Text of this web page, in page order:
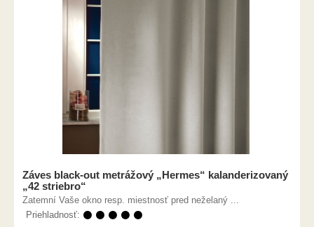
Záves black-out metrážový „Hermes“ kalanderizovaný
„42 striebro“
Zatemní Vaše okno resp. miestnosť pred neželaný ...
Priehladnosť: ⚫ ⚫ ⚫ ⚫ ⚫